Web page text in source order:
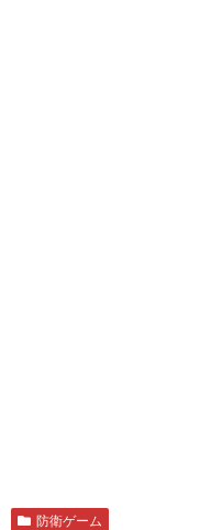
防衛ゲーム